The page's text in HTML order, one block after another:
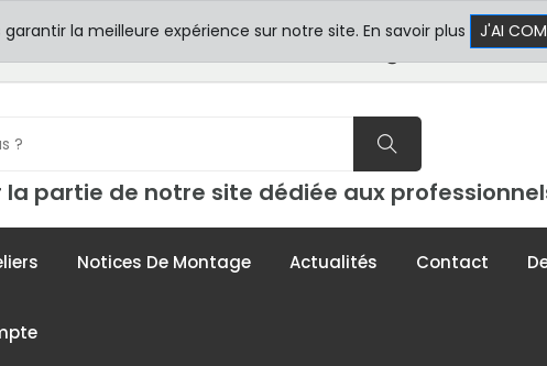
8h00 - 17h30
+33 3
contact@formxl.com
partie de notre site dédiée aux
Notices De Montage Actualités Contact
la meilleure expérience sur notre site. En savoir plus J'AI